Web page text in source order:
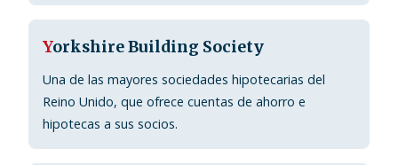
Yorkshire Building Society
Una de las mayores sociedades hipotecarias del
Reino Unido, que ofrece cuentas de ahorro e
hipotecas a sus socios.